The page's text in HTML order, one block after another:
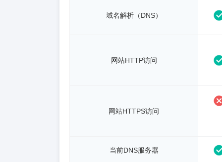
域名解析（DNS）
网站HTTP访问
网站HTTPS访问
当前DNS服务器